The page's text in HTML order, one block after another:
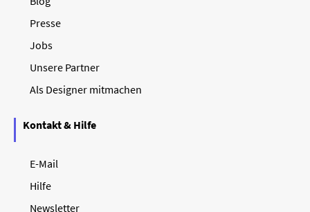
Presse
Jobs
Unsere Partner
Als Designer mitmachen
Kontakt & Hilfe
E-Mail
Hilfe
Newsletter